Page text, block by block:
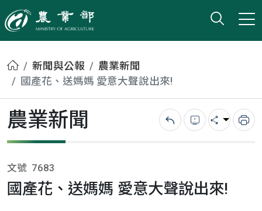
農業部
打開
小版
首頁新聞與公報
農業新聞
國產花、送媽媽 愛意大聲說出來!
農業新聞 回上一頁錯誤回報
分享 列
文號 7683
國產花、送媽媽 愛意大聲說出來!